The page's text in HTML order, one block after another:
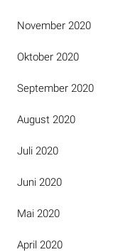
November 2020
Oktober 2020
September 2020
August 2020
Juli 2020
Juni 2020
Mai 2020
April 2020